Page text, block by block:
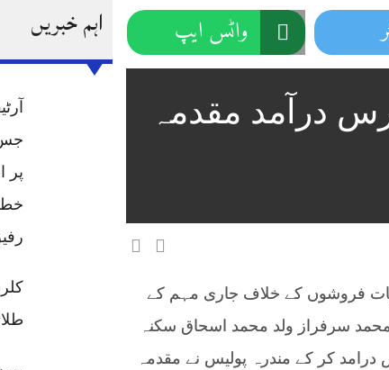
توانائی اویس لغاری
جموں 6 تحریک شاد باد کا عبدالخطیب چودھری کی حمایت کا اعلان
حکم
چارسدہ کا بہادر سپوت وطن کی حرمت پر قربان
12 اہلکاروں کو نوکری سے فارغ کردیا گیا۔
اسسٹنٹ کمشنر کلرسیداں سیدہ زینب حسین کی پریس کانفرنس
اہم خبریں
پر
واٹس ایپ
سے1600 گرام چرس درآمد مقدمہ
فروشوں کے خلاف جاری مہم کے
سرفراز ولد محمد اسحاق سکنہ
دوران گرفتار کر کے اس سے 1600 گرام چرس درامد کر کے مندرہ پولیس نے مقدمہ